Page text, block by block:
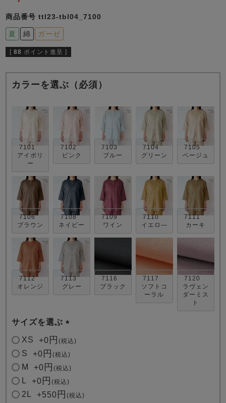
単品
売れ筋ランキング
- Item Ranking -
新着商品
- New Arrival -
すべてのデザインのパジャマ一覧はこちら
商品番号 ttl23-tbl04_7100
夏 綿 ガーゼ
[ 88 ポイント進呈 ]
カラーを選ぶ（必須）
7101
アイボリ
ー
7102
ピンク
7103
ブルー
7104
グリーン
7105
ベージュ
7106
ブラウン
7108
ネイビー
7109
ワイン
7110
イエロ―
7111
カーキ
7112
オレンジ
7113
グレー
7116
ブラック
7117
ソフトコ
ーラル
7120
ラヴェン
ダーミス
ト
サイズを選ぶ
(
)
XS +0 税込
S +0 税込
M +0 税込
+0 税込
2L +550 税込